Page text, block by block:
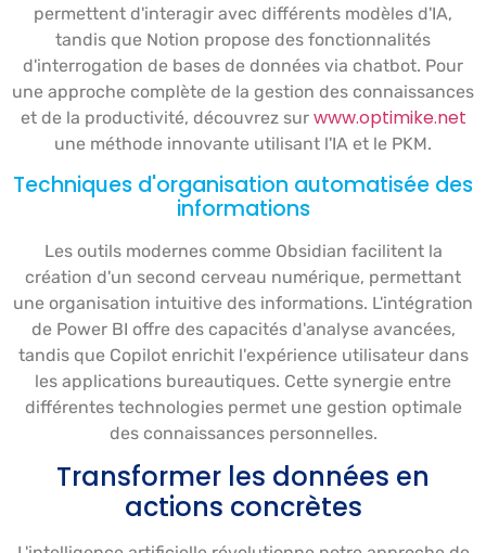
permettent d'interagir avec différents modèles d'IA,
tandis que Notion propose des fonctionnalités
d'interrogation de bases de données via chatbot. Pour
une approche complète de la gestion des connaissances
et de la productivité, découvrez sur www.optimike.net
une méthode innovante utilisant l'IA et le PKM.
Techniques d'organisation automatisée des
informations
Les outils modernes comme Obsidian facilitent la
création d'un second cerveau numérique, permettant
une organisation intuitive des informations. L'intégration
de Power BI offre des capacités d'analyse avancées,
tandis que Copilot enrichit l'expérience utilisateur dans
les applications bureautiques. Cette synergie entre
différentes technologies permet une gestion optimale
des connaissances personnelles.
Transformer les données en
actions concrètes